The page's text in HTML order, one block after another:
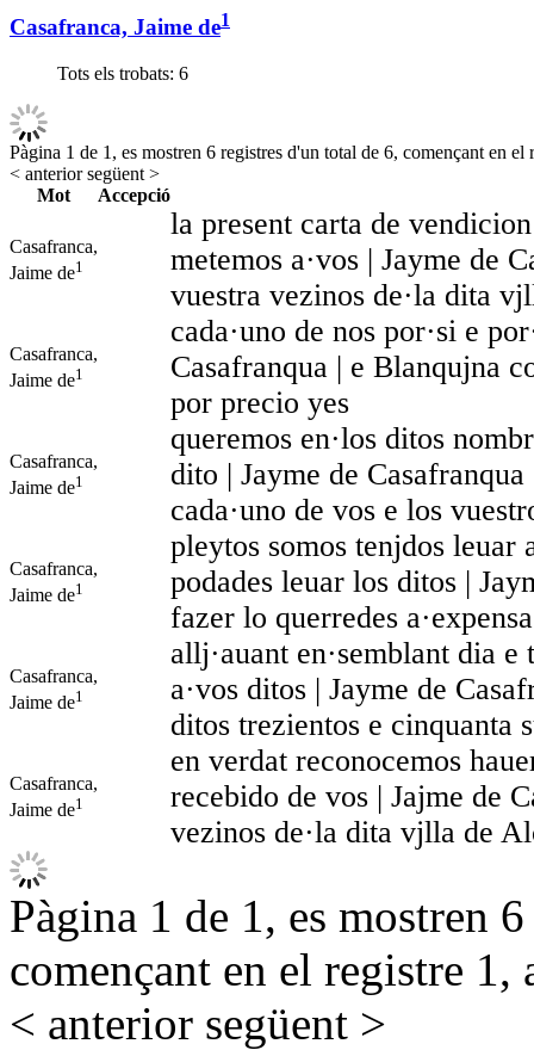
Casafranca, Jaime de1
Tots els trobats: 6
Pàgina 1 de 1, es mostren 6 registres d'un total de 6, començant en el
< anteriorsegüent >
Mot
Accepció
Casafranca,
Jaime de1
la present carta de
metemos a·vos | Jayme de
vuestra vezinos de·la dita
Casafranca,
Jaime de1
cada·uno de nos por·si e
Casafranqua | e Blanqujna
por precio yes
Casafranca,
Jaime de1
queremos en·los ditos
dito | Jayme de
cada·uno de vos e los
Casafranca,
Jaime de1
pleytos somos tenjdos leuar
podades leuar los ditos |
fazer lo querredes
Casafranca,
Jaime de1
allj·auant en·semblant dia
a·vos ditos | Jayme de
ditos trezientos e cinquanta
Casafranca,
Jaime de1
en verdat reconocemos
recebido de vos | Jajme de
vezinos de·la dita vjlla de
Pàgina 1 de 1, es mostren
començant en el registre 1,
< anterior següent >